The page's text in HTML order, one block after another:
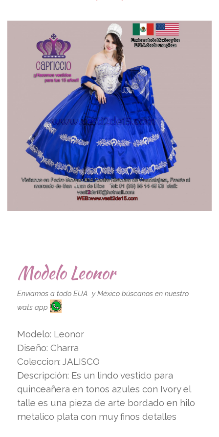
Modelo Leonor
Enviamos a todo EUA y México búscanos en nuestro
wats app
Modelo: Leonor
Diseño: Charra
Coleccion: JALISCO
Descripción: Es un lindo vestido para
quinceañera en tonos azules con Ivory el
talle es una pieza de arte bordado en hilo
metalico plata con muy finos detalles